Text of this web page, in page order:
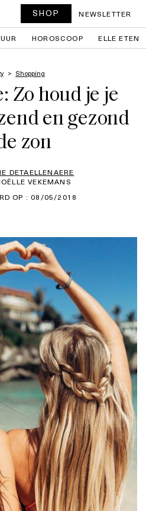
SHOP NEWSLETTER
HOROSCOOP ELLE ETEN
Shopping
Zo houd je je
en gezond
zon
DETAELLENAERE
VEKEMANS
OP : 08/05/2018